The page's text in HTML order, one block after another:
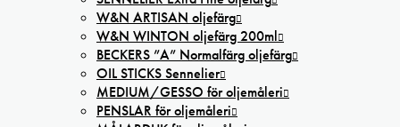
W&N ARTISAN oljefärg
W&N WINTON oljefärg 200ml
BECKERS ”A” Normalfärg oljefärg
OIL STICKS Sennelier
MEDIUM/GESSO för oljemåleri
PENSLAR för oljemåleri